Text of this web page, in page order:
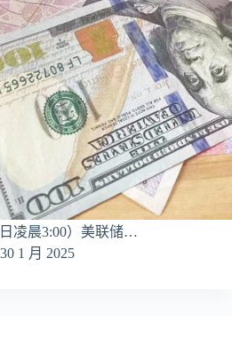
日凌晨3:00）美联储…
30 1 月 2025